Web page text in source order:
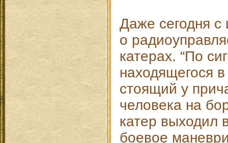
Даже сегодня
о
катерах. “По
находящегося
стоящий у
человека на
катер выходил
боевое